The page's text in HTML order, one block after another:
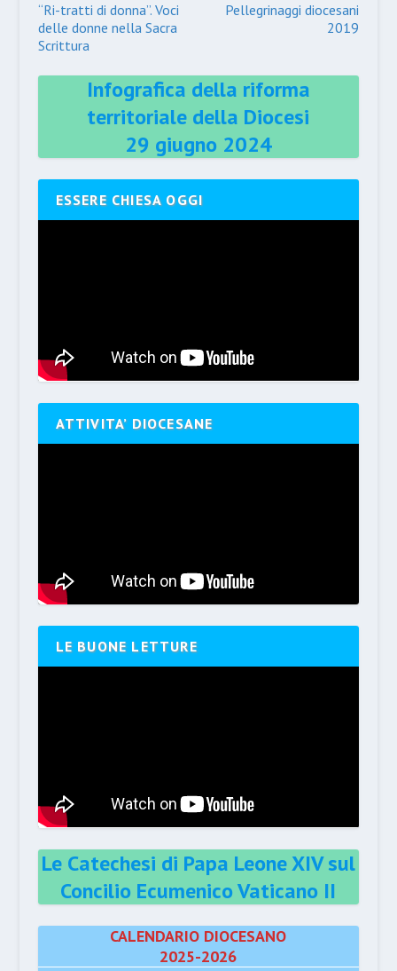
“Ri-tratti di donna”. Voci
delle donne nella Sacra
Scrittura
Pellegrinaggi diocesani
2019
Infografica della riforma
territoriale della Diocesi
29 giugno 2024
ESSERE CHIESA OGGI
ATTIVITA’ DIOCESANE
LE BUONE LETTURE
Le Catechesi di Papa Leone XIV sul
Concilio Ecumenico Vaticano II
CALENDARIO DIOCESANO
2025-2026